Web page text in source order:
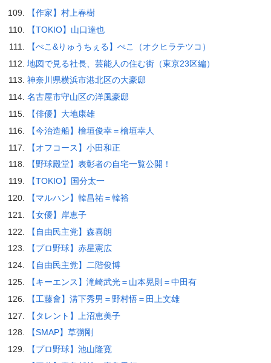
【作家】村上春樹
【TOKIO】山口達也
【ぺこ&りゅうちぇる】ぺこ（オクヒラテツコ）
地図で見る社長、芸能人の住む街（東京23区編）
神奈川県横浜市港北区の大豪邸
名古屋市守山区の洋風豪邸
【俳優】大地康雄
【今治造船】檜垣俊幸＝檜垣幸人
【オフコース】小田和正
【野球殿堂】表彰者の自宅一覧公開！
【TOKIO】国分太一
【マルハン】韓昌祐＝韓裕
【女優】岸恵子
【自由民主党】森喜朗
【プロ野球】赤星憲広
【自由民主党】二階俊博
【キーエンス】滝崎武光＝山本晃則＝中田有
【工藤會】溝下秀男＝野村悟＝田上文雄
【タレント】上沼恵美子
【SMAP】草彅剛
【プロ野球】池山隆寛